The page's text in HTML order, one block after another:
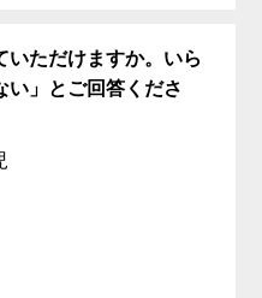
いただけますか。いら
い」とご回答くださ